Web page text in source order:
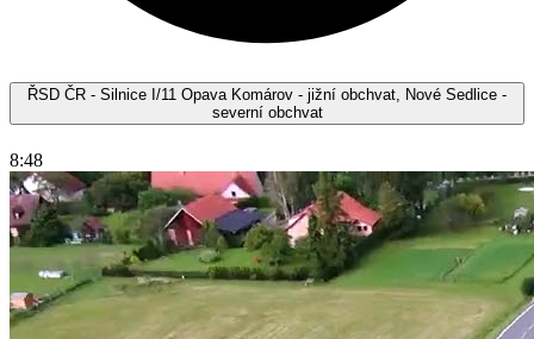
ŘSD ČR - Silnice I/11 Opava Komárov - jižní obchvat, Nové Sedlice -
severní obchvat
8:48